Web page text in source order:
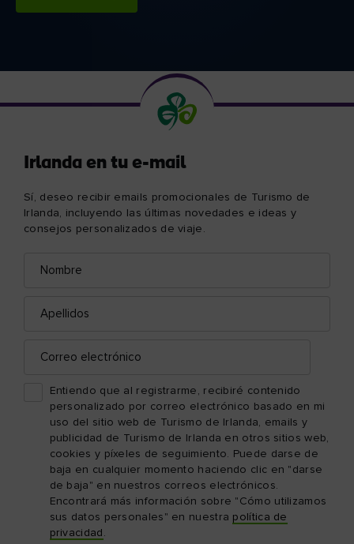
Irlanda en tu e-mail
Sí, deseo recibir emails promocionales de Turismo de
Irlanda, incluyendo las últimas novedades e ideas y
consejos personalizados de viaje.
electrónico
electrónico
Entiendo que al registrarme, recibiré contenido
personalizado por correo electrónico basado en mi
uso del sitio web de Turismo de Irlanda, emails y
publicidad de Turismo de Irlanda en otros sitios web,
cookies y píxeles de seguimiento. Puede darse de
baja en cualquier momento haciendo clic en "darse
de baja" en nuestros correos electrónicos.
Encontrará más información sobre "Cómo utilizamos
sus datos personales" en nuestra política de
privacidad .